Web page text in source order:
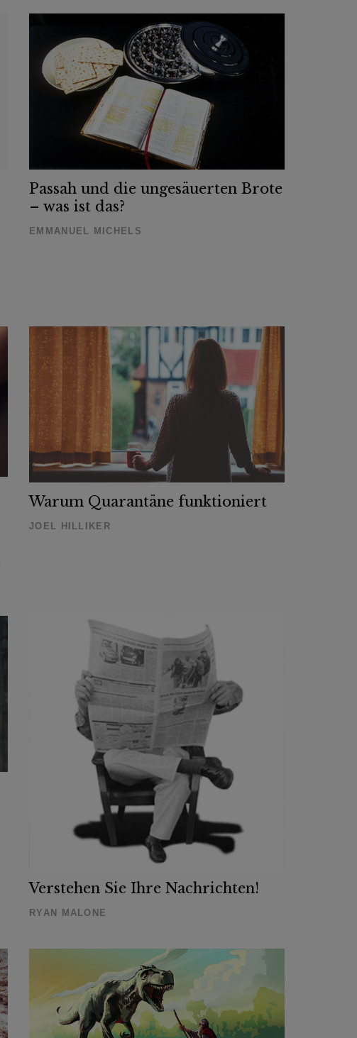
Passah und die ungesäuerten Brote
– was ist das?
EMMANUEL MICHELS
Warum Quarantäne funktioniert
JOEL HILLIKER
Verstehen Sie Ihre Nachrichten!
RYAN MALONE